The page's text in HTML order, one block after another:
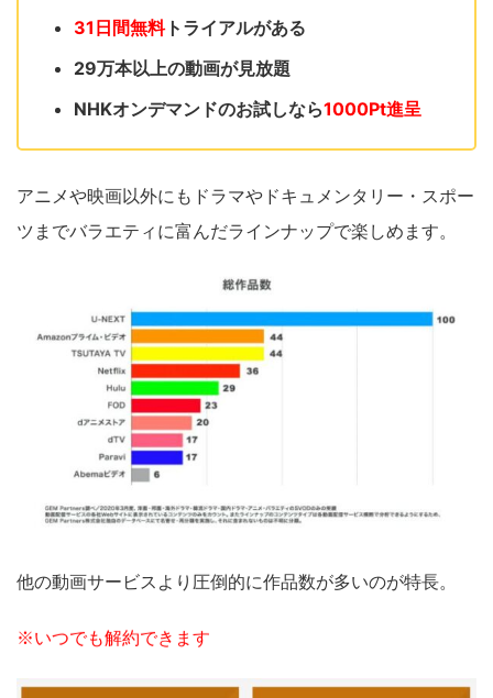
31日間無料トライアルがある
29万本以上の動画が見放題
NHKオンデマンドのお試しなら1000Pt進呈
アニメや映画以外にもドラマやドキュメンタリー・スポー
ツまでバラエティに富んだラインナップで楽しめます。
他の動画サービスより圧倒的に作品数が多いのが特長。
※いつでも解約できます